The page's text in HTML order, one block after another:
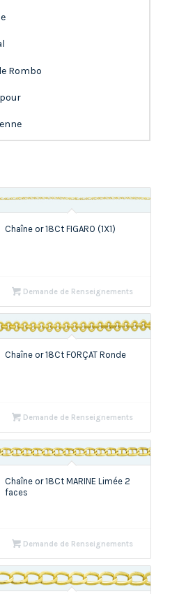
Rombo
Chaîne or 18Ct FIGARO (1X1)
Demande de Renseignements
Chaîne or 18Ct FORÇAT Ronde
Demande de Renseignements
Chaîne or 18Ct MARINE Limée 2
faces
Demande de Renseignements